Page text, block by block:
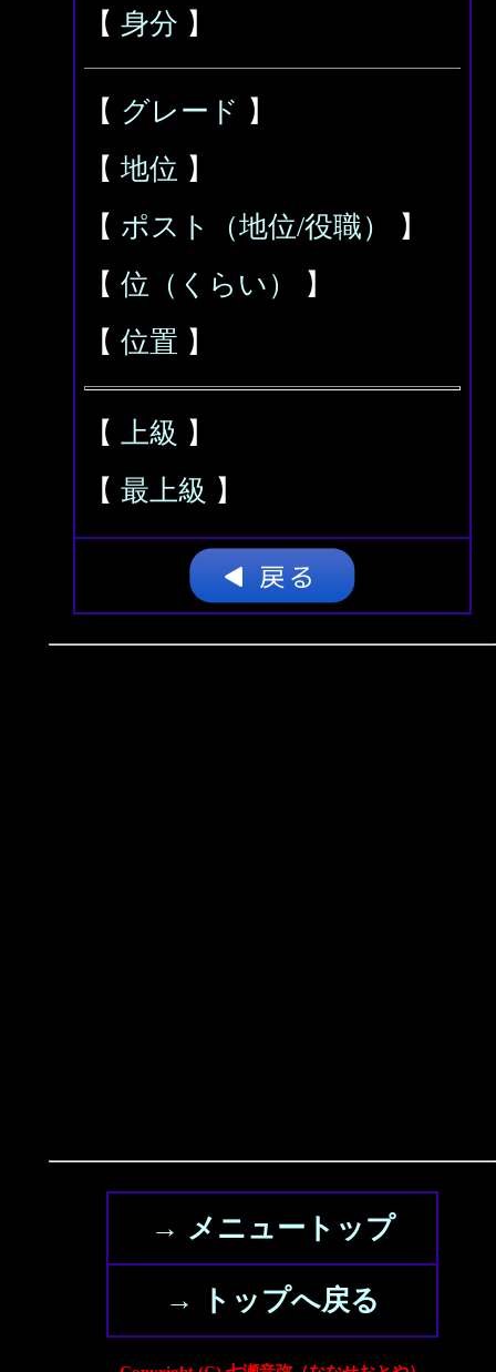
【 身分 】
【 グレード 】
【 地位 】
【 ポスト（地位/役職）
】
【 位（くらい）
】
【 位置 】
【 上級 】
【 最上級 】
→ メニュートップ
→ トップへ戻る